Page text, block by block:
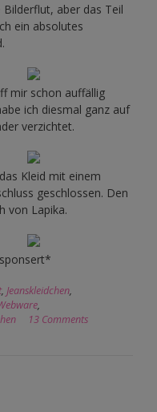
Bilderflut, aber das Teil
ein absolutes
mir schon auffällig
ich diesmal ganz auf
verzichtet.
Kleid mit einem
geschlossen. Den
von Lapika.
, Jeanskleidchen,
,
13 Comments